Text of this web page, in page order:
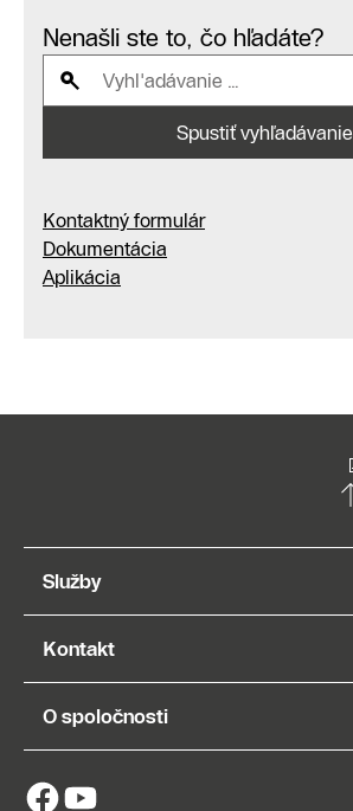
Nenašli ste to, čo hľadáte?
Spustiť vyhľadávanie
Kontaktný formulár
Dokumentácia
Aplikácia
Služby
Kontakt
O spoločnosti